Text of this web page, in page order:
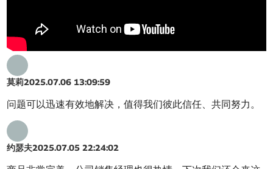
莫莉2025.07.06 13:09:59
问题可以迅速有效地解决，值得我们彼此信任、共同努力。
约瑟夫2025.07.05 22:24:02